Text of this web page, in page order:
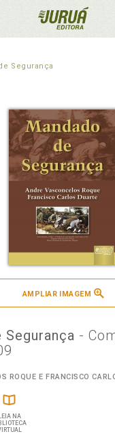
Segurança
AMPLIAR IMAGEM
Segurança -
ROQUE E FRANCISCO
LEIA NA